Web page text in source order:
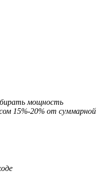
мощность
15%-20% от суммарной